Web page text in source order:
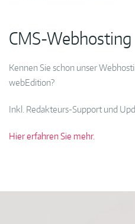
CMS-Webhosting
Kennen Sie schon unser
webEdition?
Inkl. Redakteurs-Support und
Hier erfahren Sie mehr.